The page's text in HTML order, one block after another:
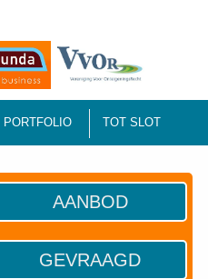
PORTFOLIO TOT SLOT
AANBOD
GEVRAAGD